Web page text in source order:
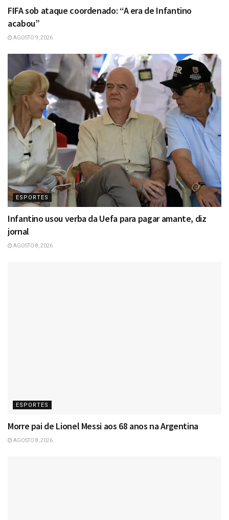
FIFA sob ataque coordenado: “A era de Infantino
acabou”
AGOSTO 9, 2026
ESPORTES
Infantino usou verba da Uefa para pagar amante, diz
jornal
AGOSTO 8, 2026
ESPORTES
Morre pai de Lionel Messi aos 68 anos na Argentina
AGOSTO 8, 2026